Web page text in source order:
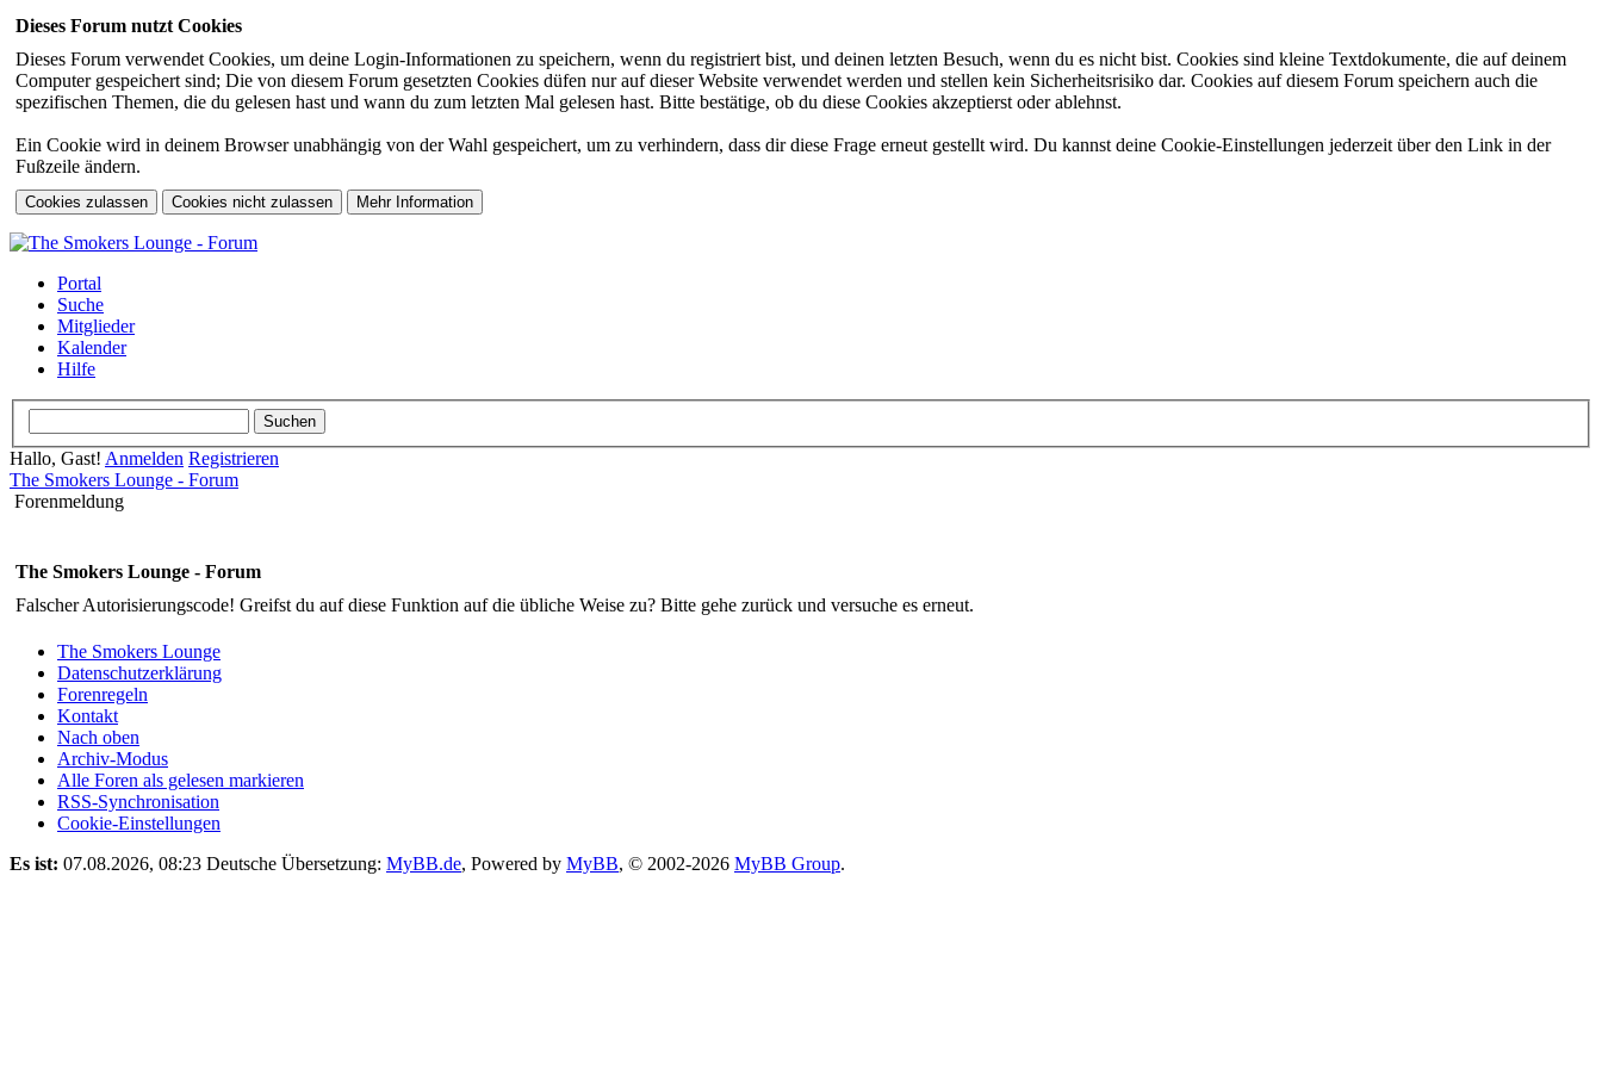
Dieses Forum nutzt Cookies
Dieses Forum verwendet Cookies, um deine Login-Informationen zu speichern, wenn du registriert bist, und deinen letzten Besuch, wenn du es nicht bist. Cookies sind kleine Textdokumente, die auf deinem
Computer gespeichert sind; Die von diesem Forum gesetzten Cookies düfen nur auf dieser Website verwendet werden und stellen kein Sicherheitsrisiko dar. Cookies auf diesem Forum speichern auch die
spezifischen Themen, die du gelesen hast und wann du zum letzten Mal gelesen hast. Bitte bestätige, ob du diese Cookies akzeptierst oder ablehnst.
Ein Cookie wird in deinem Browser unabhängig von der Wahl gespeichert, um zu verhindern, dass dir diese Frage erneut gestellt wird. Du kannst deine Cookie-Einstellungen jederzeit über den Link in der
Fußzeile ändern.
Portal
Suche
Mitglieder
Kalender
Hilfe
Hallo, Gast! Anmelden Registrieren
The Smokers Lounge - Forum
Forenmeldung
The Smokers Lounge - Forum
Falscher Autorisierungscode! Greifst du auf diese Funktion auf die übliche Weise zu? Bitte gehe zurück und versuche es erneut.
The Smokers Lounge
Datenschutzerklärung
Forenregeln
Kontakt
Nach oben
Archiv-Modus
Alle Foren als gelesen markieren
RSS-Synchronisation
Cookie-Einstellungen
Es ist: 07.08.2026, 08:23 Deutsche Übersetzung: MyBB.de, Powered by MyBB, © 2002-2026 MyBB Group.